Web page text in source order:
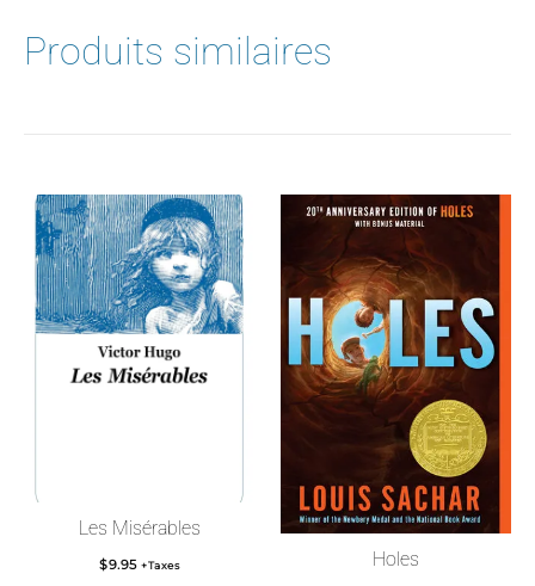
Produits similaires
Les Misérables
$9.95 +Taxes Holes